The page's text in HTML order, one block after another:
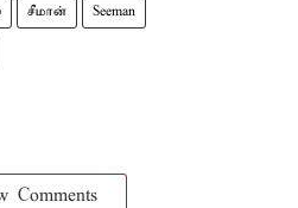
சீமான் Seeman
Comments